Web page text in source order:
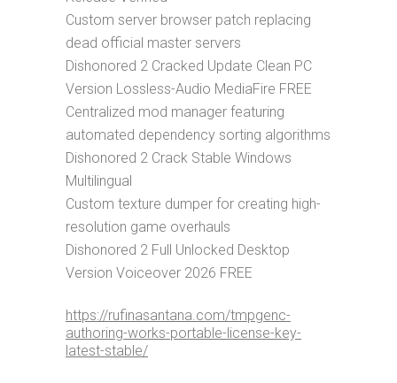
Custom server browser patch replacing
dead official master servers
Dishonored 2 Cracked Update Clean PC
Version Lossless-Audio MediaFire FREE
Centralized mod manager featuring
automated dependency sorting algorithms
Dishonored 2 Crack Stable Windows
Multilingual
Custom texture dumper for creating high-
resolution game overhauls
Dishonored 2 Full Unlocked Desktop
Version Voiceover 2026 FREE
https://rufinasantana.com/tmpgenc-
authoring-works-portable-license-key-
latest-stable/